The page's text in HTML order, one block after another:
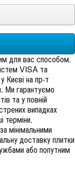
для вас способом.
VISA та
Києві на пр-т
Ми гарантуємо
та у повній
випадках
терміни.
мінімальними
доставку плитки
або попутним